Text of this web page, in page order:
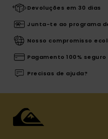
Devoluções em 30 dias
Junta-te ao programa
Nosso compromisso
Pagamento 100% seguro
Precisas de ajuda?